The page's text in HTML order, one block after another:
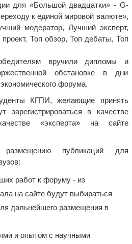
для «Большой двадцатки» - G-
к единой мировой валюте»,
модератор, Лучший эксперт,
Топ обзор, Топ дебаты, Топ
вручили дипломы и
обстановке в дни
форума.
КГПИ, желающие принять
зарегистрироваться в качестве
«эксперта» на сайте
публикаций для
работ к форуму - из
на сайте будут выбираться
дальнейшего размещения в
и опытом с научными